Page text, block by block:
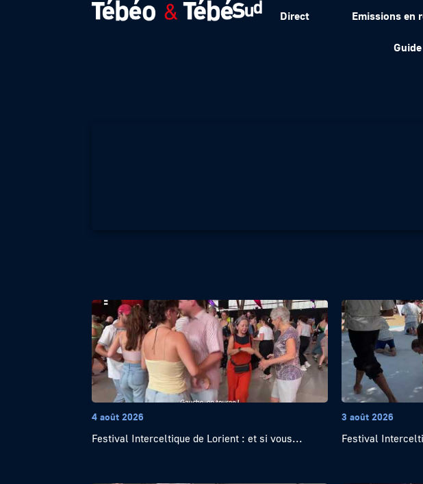
Direct Emissions en
Une conférence insolite
4 août 2026
Festival Interceltique de Lorient : et si vous...
3 août 2026
Festival